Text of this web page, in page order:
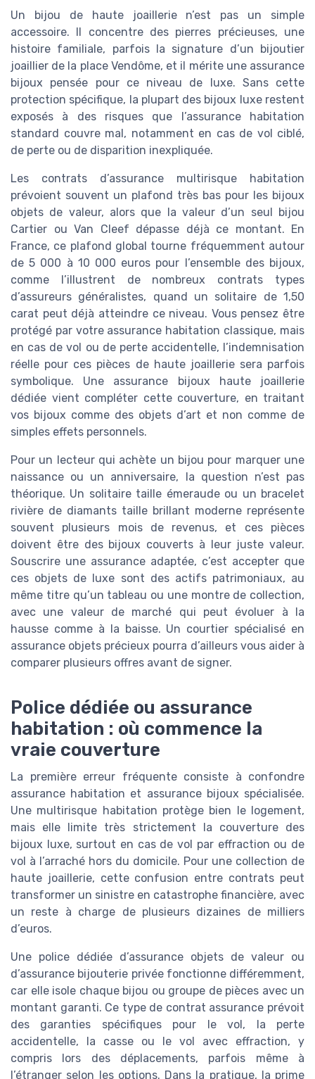
Un bijou de haute joaillerie n’est pas un simple
accessoire. Il concentre des pierres précieuses, une
histoire familiale, parfois la signature d’un bijoutier
joaillier de la place Vendôme, et il mérite une assurance
bijoux pensée pour ce niveau de luxe. Sans cette
protection spécifique, la plupart des bijoux luxe restent
exposés à des risques que l’assurance habitation
standard couvre mal, notamment en cas de vol ciblé,
de perte ou de disparition inexpliquée.
Les contrats d’assurance multirisque habitation
prévoient souvent un plafond très bas pour les bijoux
objets de valeur, alors que la valeur d’un seul bijou
Cartier ou Van Cleef dépasse déjà ce montant. En
France, ce plafond global tourne fréquemment autour
de 5 000 à 10 000 euros pour l’ensemble des bijoux,
comme l’illustrent de nombreux contrats types
d’assureurs généralistes, quand un solitaire de 1,50
carat peut déjà atteindre ce niveau. Vous pensez être
protégé par votre assurance habitation classique, mais
en cas de vol ou de perte accidentelle, l’indemnisation
réelle pour ces pièces de haute joaillerie sera parfois
symbolique. Une assurance bijoux haute joaillerie
dédiée vient compléter cette couverture, en traitant
vos bijoux comme des objets d’art et non comme de
simples effets personnels.
Pour un lecteur qui achète un bijou pour marquer une
naissance ou un anniversaire, la question n’est pas
théorique. Un solitaire taille émeraude ou un bracelet
rivière de diamants taille brillant moderne représente
souvent plusieurs mois de revenus, et ces pièces
doivent être des bijoux couverts à leur juste valeur.
Souscrire une assurance adaptée, c’est accepter que
ces objets de luxe sont des actifs patrimoniaux, au
même titre qu’un tableau ou une montre de collection,
avec une valeur de marché qui peut évoluer à la
hausse comme à la baisse. Un courtier spécialisé en
assurance objets précieux pourra d’ailleurs vous aider à
comparer plusieurs offres avant de signer.
Police dédiée ou assurance
habitation : où commence la
vraie couverture
La première erreur fréquente consiste à confondre
assurance habitation et assurance bijoux spécialisée.
Une multirisque habitation protège bien le logement,
mais elle limite très strictement la couverture des
bijoux luxe, surtout en cas de vol par effraction ou de
vol à l’arraché hors du domicile. Pour une collection de
haute joaillerie, cette confusion entre contrats peut
transformer un sinistre en catastrophe financière, avec
un reste à charge de plusieurs dizaines de milliers
d’euros.
Une police dédiée d’assurance objets de valeur ou
d’assurance bijouterie privée fonctionne différemment,
car elle isole chaque bijou ou groupe de pièces avec un
montant garanti. Ce type de contrat assurance prévoit
des garanties spécifiques pour le vol, la perte
accidentelle, la casse ou le vol avec effraction, y
compris lors des déplacements, parfois même à
l’étranger selon les options. Dans la pratique, la prime